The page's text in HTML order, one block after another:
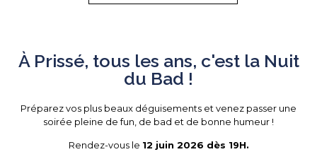
À Prissé, tous les ans, c'est la Nuit
du Bad !
Préparez vos plus beaux déguisements et venez passer une
soirée pleine de fun, de bad et de bonne humeur !
Rendez-vous le 12 juin 2026 dès 19H.